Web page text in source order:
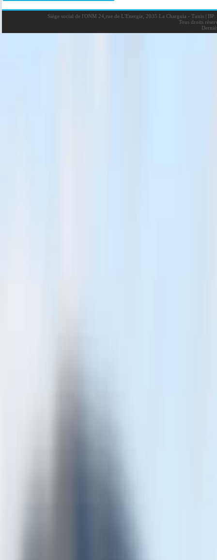
Siège social de l'ONM 24,rue de L'Energie, 2035 La Charguia - Tunis |BP:
Tous droits